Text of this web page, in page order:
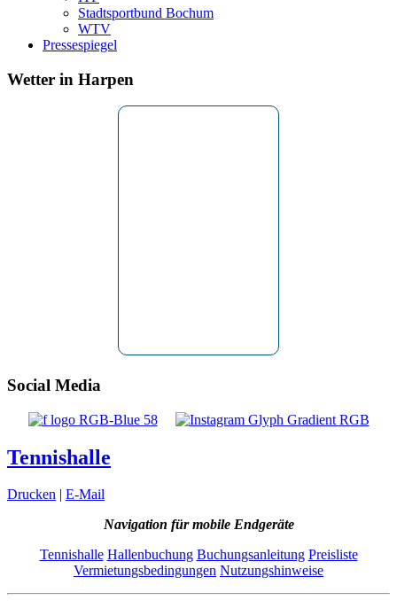
Stadtsportbund Bochum
WTV
Pressespiegel
Wetter in Harpen
Social Media
Tennishalle
Drucken
E-Mail
Navigation für mobile Endgeräte
Tennishalle Hallenbuchung Buchungsanleitung Preisliste
Vermietungsbedingungen Nutzungshinweise